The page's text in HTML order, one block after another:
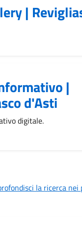
|
|
d'Asti
digitale.
la ricerca